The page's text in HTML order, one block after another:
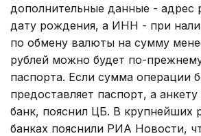
дополнительные данные - адрес
дату рождения, а ИНН - при
по обмену валюты на сумму
рублей можно будет по-
паспорта. Если сумма операции
предоставляет паспорт, а
банк, пояснил ЦБ. В крупнейших
банках пояснили РИА Новости,